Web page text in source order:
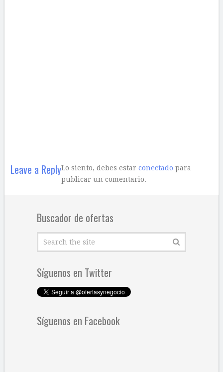
Leave a ReplyLo siento, debes estar conectado para
publicar un comentario.
Buscador de ofertas
Síguenos en Twitter
Síguenos en Facebook